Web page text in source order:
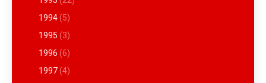
1994(5)
1995 (3)
1996 (6)
1997(4)